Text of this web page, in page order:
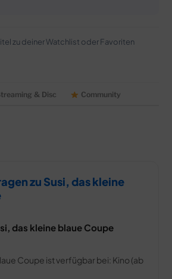
zu deiner Watchlist oder Favoriten
& Disc Community
zu Susi, das kleine
das kleine blaue Coupe
Coupe ist verfügbar bei: Kino (ab